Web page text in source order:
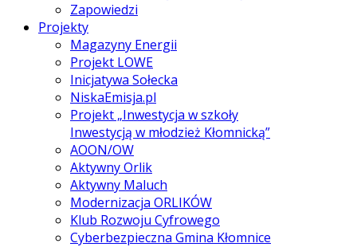
Zapowiedzi
Projekty
Magazyny Energii
Projekt LOWE
Inicjatywa Sołecka
NiskaEmisja.pl
Projekt „Inwestycja w szkoły
Inwestycją w młodzież Kłomnicką”
AOON/OW
Aktywny Orlik
Aktywny Maluch
Modernizacja ORLIKÓW
Klub Rozwoju Cyfrowego
Cyberbezpieczna Gmina Kłomnice